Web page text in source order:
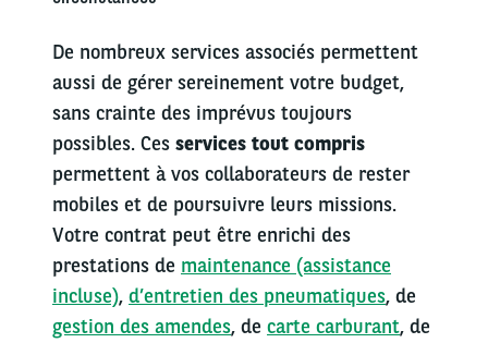
De nombreux services associés permettent
aussi de gérer sereinement votre budget,
sans crainte des imprévus toujours
possibles. Ces services tout compris
permettent à vos collaborateurs de rester
mobiles et de poursuivre leurs missions.
Votre contrat peut être enrichi des
prestations de maintenance (assistance
incluse), d’entretien des pneumatiques, de
gestion des amendes, de carte carburant, de